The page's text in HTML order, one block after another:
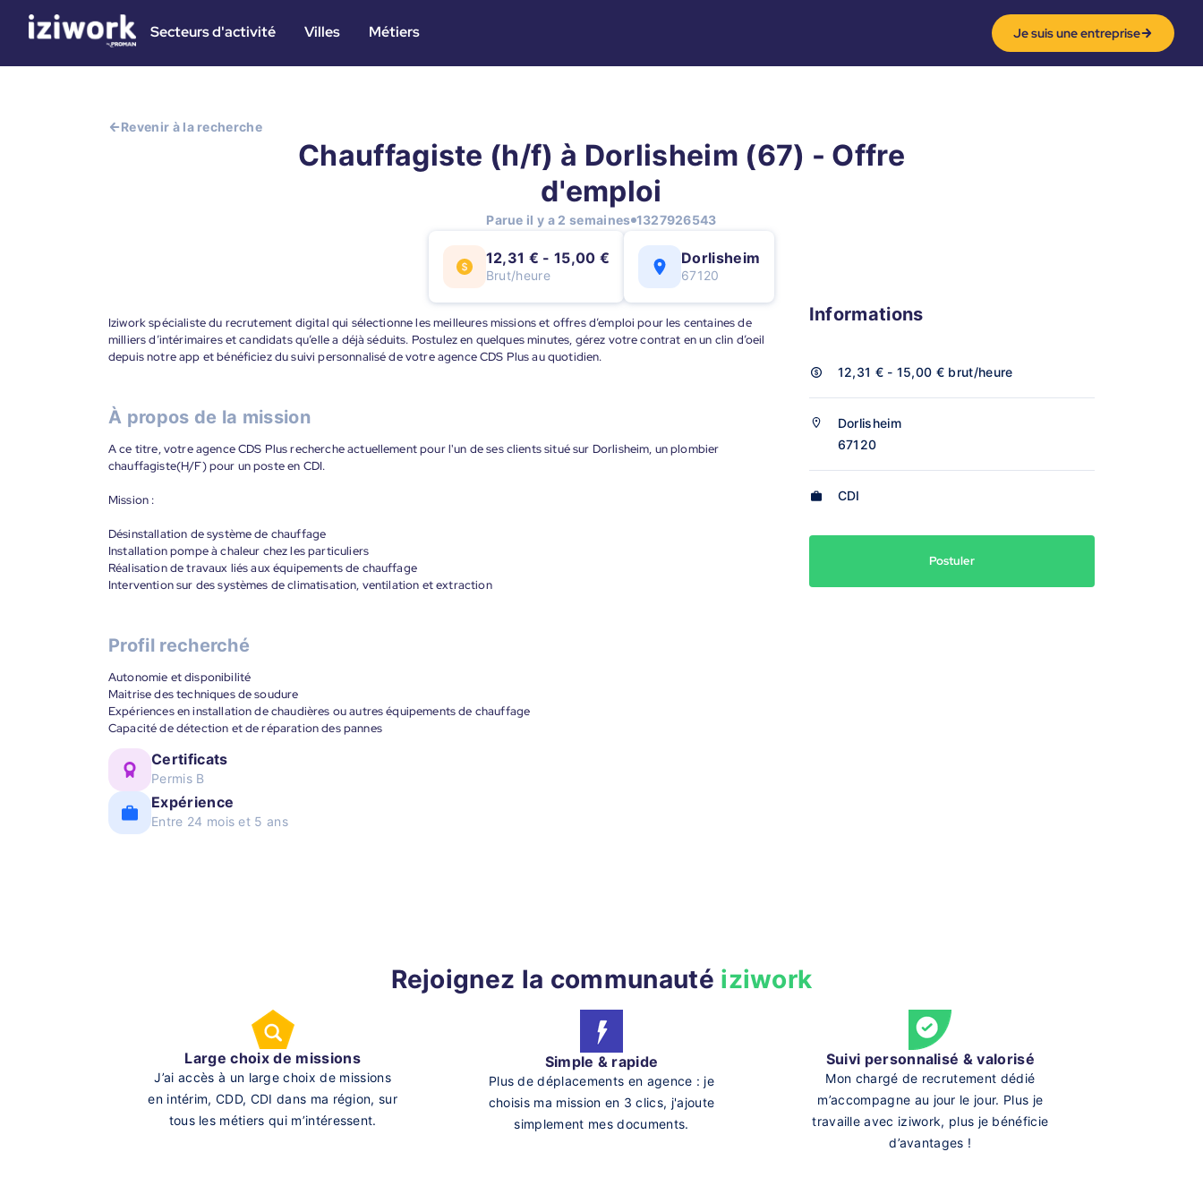
Secteurs d'activité Villes Métiers Je suis une entreprise
Revenir à la recherche
Chauffagiste (h/f) à Dorlisheim (67) - Offre
d'emploi
Parue il y a 2 semaines 1327926543
12,31 € - 15,00 €
Brut/heure
Dorlisheim
67120
Iziwork spécialiste du recrutement digital qui sélectionne les meilleures missions et offres d’emploi pour les centaines de
milliers d’intérimaires et candidats qu’elle a déjà séduits. Postulez en quelques minutes, gérez votre contrat en un clin d’oeil
depuis notre app et bénéficiez du suivi personnalisé de votre agence CDS Plus au quotidien.
À propos de la mission
A ce titre, votre agence CDS Plus recherche actuellement pour l'un de ses clients situé sur Dorlisheim, un plombier
chauffagiste(H/F) pour un poste en CDI.
Mission :
Désinstallation de système de chauffage
Installation pompe à chaleur chez les particuliers
Réalisation de travaux liés aux équipements de chauffage
Intervention sur des systèmes de climatisation, ventilation et extraction
Profil recherché
Autonomie et disponibilité
Maitrise des techniques de soudure
Expériences en installation de chaudières ou autres équipements de chauffage
Capacité de détection et de réparation des pannes
Certificats
Permis B
Expérience
Entre 24 mois et 5 ans
Informations
12,31 € - 15,00 € brut/heure
Dorlisheim
67120
CDI
Postuler
Rejoignez la communauté iziwork
Large choix de missions
J’ai accès à un large choix de missions
en intérim, CDD, CDI dans ma région, sur
tous les métiers qui m’intéressent.
Simple & rapide
Plus de déplacements en agence : je
choisis ma mission en 3 clics, j'ajoute
simplement mes documents.
Suivi personnalisé & valorisé
Mon chargé de recrutement dédié
m’accompagne au jour le jour. Plus je
travaille avec iziwork, plus je bénéficie
d’avantages !